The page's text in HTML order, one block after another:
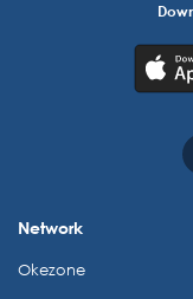
Network
Okezone